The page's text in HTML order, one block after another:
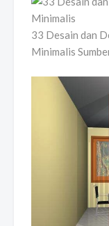
33 Desain dan
Minimalis